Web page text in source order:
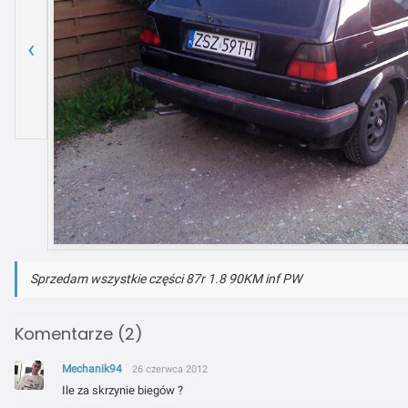
‹
Sprzedam wszystkie części 87r 1.8 90KM inf PW
Komentarze (2)
Mechanik94 26 czerwca 2012
Ile za skrzynie biegów ?